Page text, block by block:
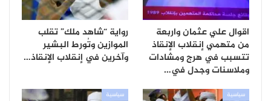
اقوال علي عثمان واربعة
من متهمي إنقلاب الإنقاذ
تتسبب في هرج ومشادات
وملاسنات وجدل في…
رواية “شاهد ملك” تقلب
الموازين وتُورط البشير
وآخرين في إنقلاب الإنقاذ…
سياسية سياسية